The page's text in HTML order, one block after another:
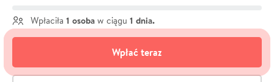
Wpłaciła 1 osoba w ciągu 1 dnia.
Wpłać teraz